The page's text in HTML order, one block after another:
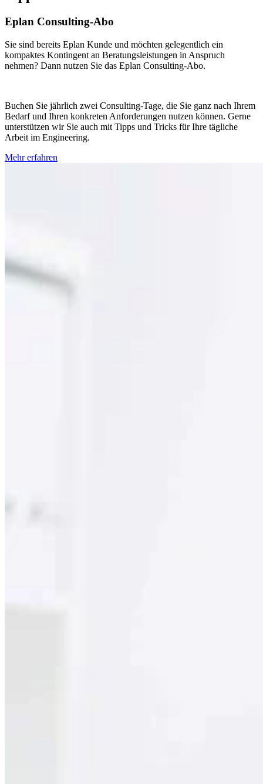
Eplan Consulting-Abo
Sie sind bereits Eplan Kunde und möchten gelegentlich ein
kompaktes Kontingent an Beratungsleistungen in Anspruch
nehmen? Dann nutzen Sie das Eplan Consulting-Abo.
Buchen Sie jährlich zwei Consulting-Tage, die Sie ganz nach Ihrem
Bedarf und Ihren konkreten Anforderungen nutzen können. Gerne
unterstützen wir Sie auch mit Tipps und Tricks für Ihre tägliche
Arbeit im Engineering.
Mehr erfahren